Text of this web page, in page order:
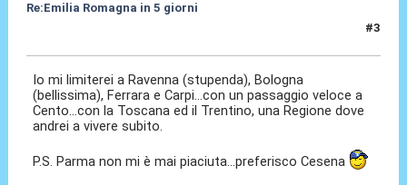
Re:Emilia Romagna in 5 giorni
#3
Io mi limiterei a Ravenna (stupenda), Bologna
(bellissima), Ferrara e Carpi...con un passaggio veloce a
Cento...con la Toscana ed il Trentino, una Regione dove
andrei a vivere subito.
P.S. Parma non mi è mai piaciuta...preferisco Cesena